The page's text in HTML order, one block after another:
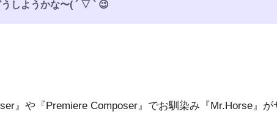
しようかな〜( ´ ▽ ` 😉
』や『Premiere Composer』でお馴染み『Mr.Horse』